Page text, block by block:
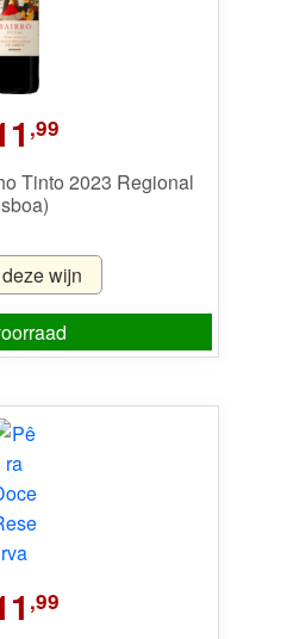
,99
Tinto 2023 Regional
wijn
,99